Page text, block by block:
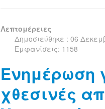
Λεπτομέρειες
Δημοσιεύθηκε : 06
Εμφανίσεις: 1158
Ενημέρωση
χθεσινές